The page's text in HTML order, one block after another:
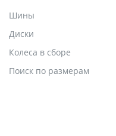
Шины
Диски
Колеса в сборе
Поиск по размерам